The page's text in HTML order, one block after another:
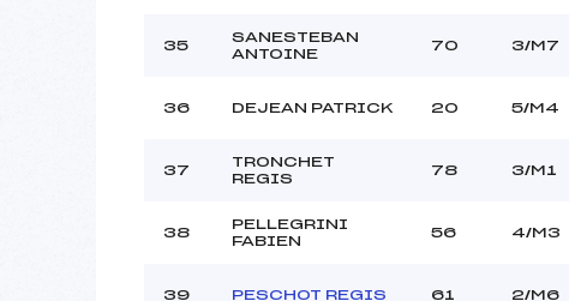
35
SANESTEBAN
ANTOINE
70 3/M7
36 DEJEAN PATRICK 20 5/M4
37
TRONCHET
REGIS
78 3/M1
38
PELLEGRINI
FABIEN
56 4/M3
39 PESCHOT REGIS 61 2/M6